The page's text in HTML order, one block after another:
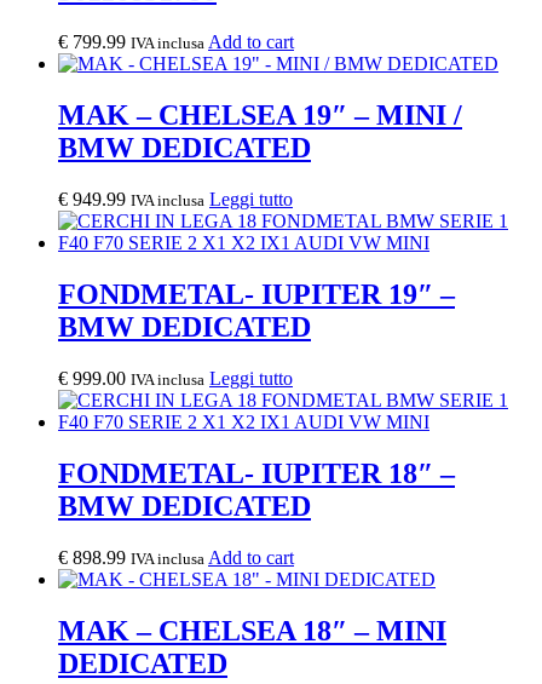
€ 799.99 IVA inclusa Add to cart
MAK – CHELSEA 19″ – MINI /
BMW DEDICATED
€ 949.99 IVA inclusa Leggi tutto
FONDMETAL- IUPITER 19″ –
BMW DEDICATED
€ 999.00 IVA inclusa Leggi tutto
FONDMETAL- IUPITER 18″ –
BMW DEDICATED
€ 898.99 IVA inclusa Add to cart
MAK – CHELSEA 18″ – MINI
DEDICATED